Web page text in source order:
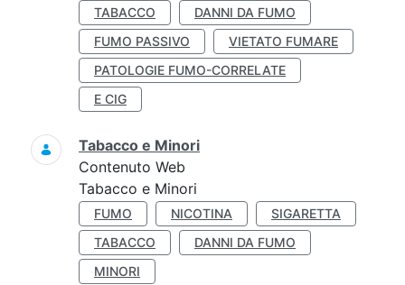
TABACCO
DANNI DA FUMO
FUMO PASSIVO
VIETATO FUMARE
PATOLOGIE FUMO-CORRELATE
E CIG
Tabacco e Minori
Contenuto Web
Tabacco e Minori
FUMO NICOTINA
SIGARETTA
TABACCO
DANNI DA FUMO
MINORI